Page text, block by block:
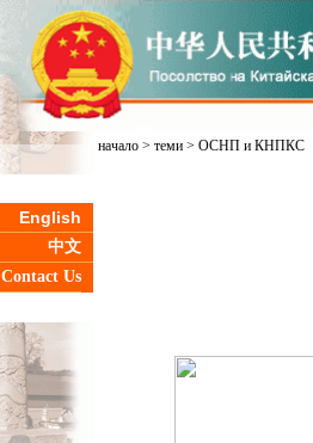
English
中文
Contact Us
начало> теми> ОСНП и КНПКС